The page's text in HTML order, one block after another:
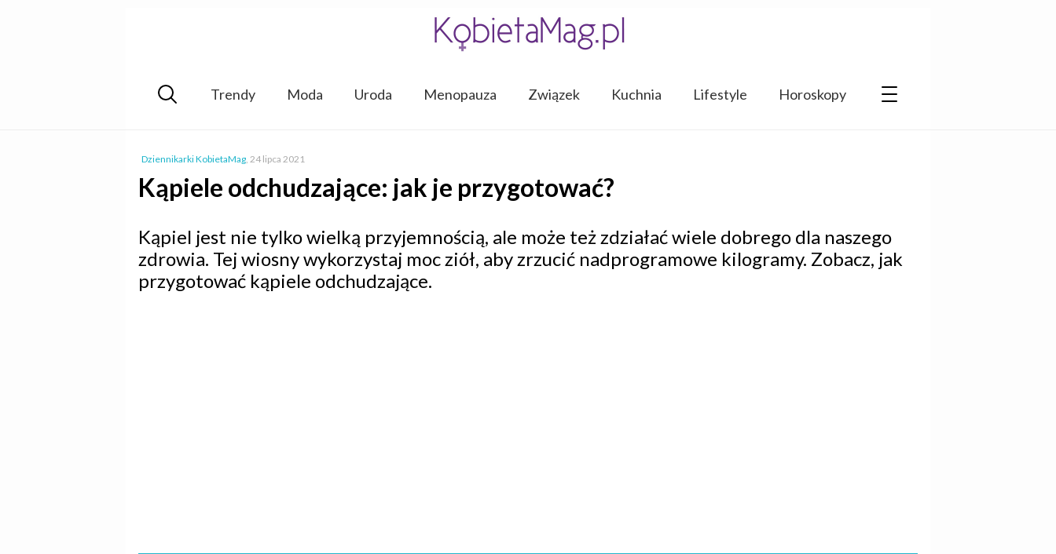
Trendy Moda Uroda Menopauza Związek Kuchnia Lifestyle Horoskopy
Dziennikarki KobietaMag, 24 lipca 2021
Kąpiele odchudzające: jak je przygotować?
Kąpiel jest nie tylko wielką przyjemnością, ale może też zdziałać wiele dobrego dla naszego
zdrowia. Tej wiosny wykorzystaj moc ziół, aby zrzucić nadprogramowe kilogramy. Zobacz, jak
przygotować kąpiele odchudzające.